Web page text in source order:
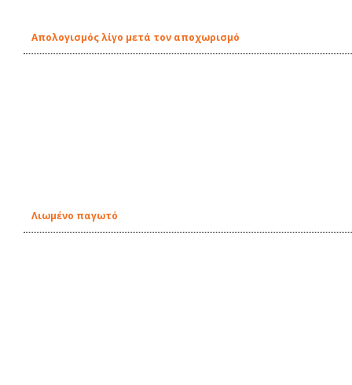
Απολογισμός λίγο μετά τον αποχωρισμό
Λιωμένο παγωτό